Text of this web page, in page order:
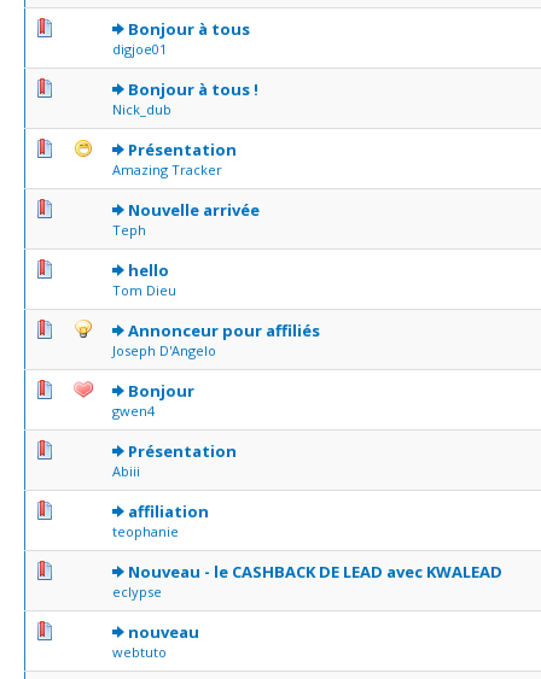
Bonjour à tous
digjoe01
0 Votes - 0 sur 5 en moyenne
12345
Bonjour à tous !
Nick_dub
0 Votes - 0 sur 5 en moyenne
12345
Présentation
Amazing Tracker
0 Votes - 0 sur 5 en moyenne
12345
Nouvelle arrivée
Teph
0 Votes - 0 sur 5 en moyenne
12345
hello
Tom Dieu
0 Votes - 0 sur 5 en moyenne
12
Annonceur pour affiliés
Joseph D'Angelo
0 Votes - 0 sur 5 en moyenne
12345
Bonjour
gwen4
0 Votes - 0 sur 5 en moyenne
12345
Présentation
Abiii
0 Votes - 0 sur 5 en moyenne
12345
affiliation
teophanie
0 Votes - 0 sur 5 en moyenne
12345
Nouveau - le CASHBACK DE LEAD avec KWALEAD
eclypse
0 Votes - 0 sur 5 en moyenne
12345
nouveau
webtuto
0 Votes - 0 sur 5 en moyenne
12345